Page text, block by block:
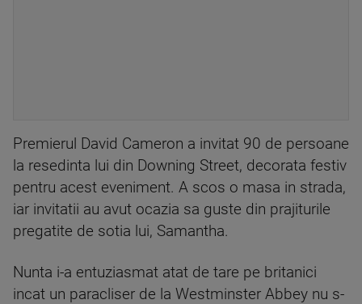
Premierul David Cameron a invitat 90 de persoane
la resedinta lui din Downing Street, decorata festiv
pentru acest eveniment. A scos o masa in strada,
iar invitatii au avut ocazia sa guste din prajiturile
pregatite de sotia lui, Samantha.
Nunta i-a entuziasmat atat de tare pe britanici
incat un paracliser de la Westminster Abbey nu s-